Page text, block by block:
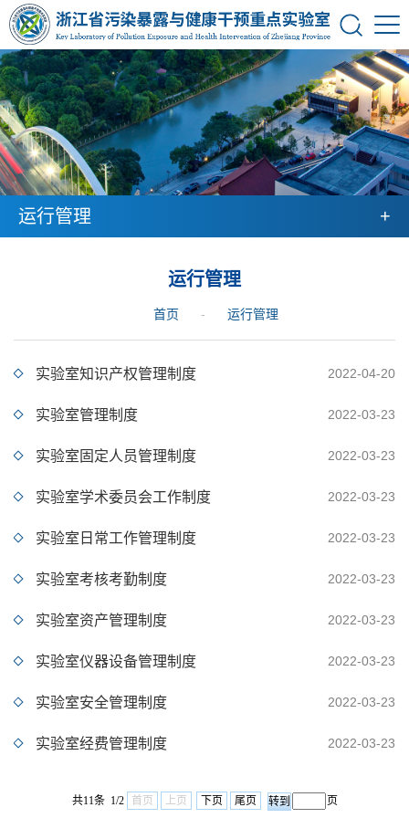
运行管理 +
运行管理
首页 - 运行管理
实验室知识产权管理制度 2022-04-20
实验室管理制度 2022-03-23
实验室固定人员管理制度 2022-03-23
实验室学术委员会工作制度 2022-03-23
实验室日常工作管理制度 2022-03-23
实验室考核考勤制度 2022-03-23
实验室资产管理制度 2022-03-23
实验室仪器设备管理制度 2022-03-23
实验室安全管理制度 2022-03-23
实验室经费管理制度 2022-03-23
共11条 1/2 首页 上页 下页 尾页 页